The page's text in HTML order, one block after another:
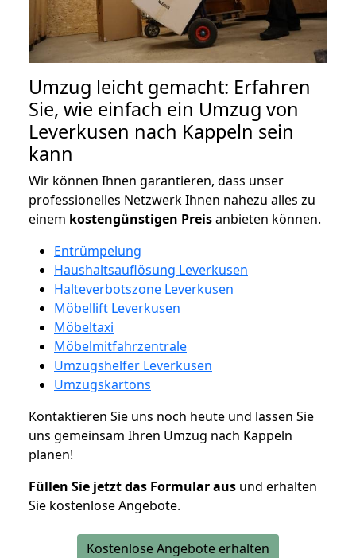
Umzug leicht gemacht: Erfahren
Sie, wie einfach ein Umzug von
Leverkusen nach Kappeln sein
kann
Wir können Ihnen garantieren, dass unser
professionelles Netzwerk Ihnen nahezu alles zu
einem kostengünstigen Preisanbieten können.
Entrümpelung
Haushaltsauflösung Leverkusen
Halteverbotszone Leverkusen
Möbellift Leverkusen
Möbeltaxi
Möbelmitfahrzentrale
Umzugshelfer Leverkusen
Umzugskartons
Kontaktieren Sie uns noch heute und lassen Sie
uns gemeinsam Ihren Umzug nach Kappeln
planen!
Füllen Sie jetzt das Formular aus und erhalten
Sie kostenlose Angebote.
Kostenlose Angebote erhalten